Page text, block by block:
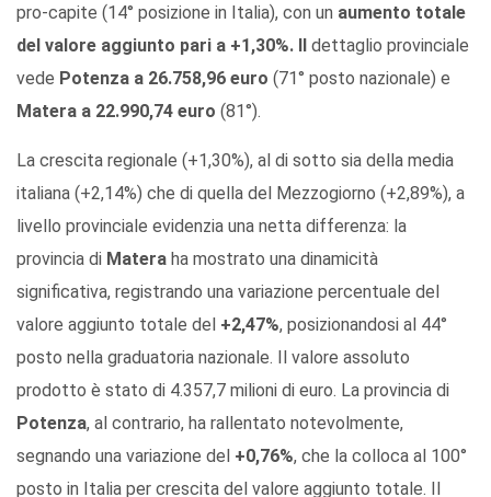
pro-capite (14° posizione in Italia), con un aumento totale
del valore aggiunto pari a +1,30%. Il dettaglio provinciale
vede Potenza a 26.758,96 euro (71° posto nazionale) e
Matera a 22.990,74 euro (81°).
La crescita regionale (+1,30%), al di sotto sia della media
italiana (+2,14%) che di quella del Mezzogiorno (+2,89%), a
livello provinciale evidenzia una netta differenza: la
provincia di Matera ha mostrato una dinamicità
significativa, registrando una variazione percentuale del
valore aggiunto totale del +2,47%, posizionandosi al 44°
posto nella graduatoria nazionale. Il valore assoluto
prodotto è stato di 4.357,7 milioni di euro. La provincia di
Potenza, al contrario, ha rallentato notevolmente,
segnando una variazione del +0,76%, che la colloca al 100°
posto in Italia per crescita del valore aggiunto totale. Il